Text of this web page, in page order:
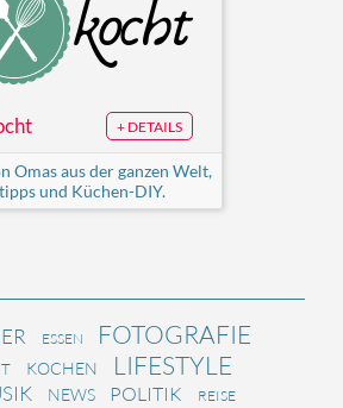
+ DETAILS
Omas aus der ganzen Welt,
und Küchen-DIY.
ESSEN FOTOGRAFIE
KOCHEN LIFESTYLE
NEWS POLITIK REISE